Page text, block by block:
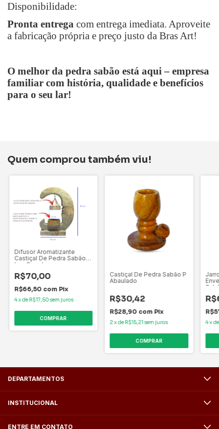
Disponibilidade:
Pronta entrega com entrega imediata. Aproveite
a fabricação própria e preço justo da Bras Art!
O melhor da pedra sabão está aqui– empresa
familiar com história, qualidade e benefícios
para o seu lar!
Quem comprou também viu!
Difusor Aromatizante
Castiçal De Pedra Sabão
Lua Grande
R$70,00
R$66,50 com Pix
4xde R$17,50sem juros
Castiçal De Pedra Sabão P
Abaulado
R$30,42
R$28,90 com Pix
2xdeR$15,21sem juros 4x
DEPARTAMENTOS
INSTITUCIONAL
ENTRE EM CONTATO